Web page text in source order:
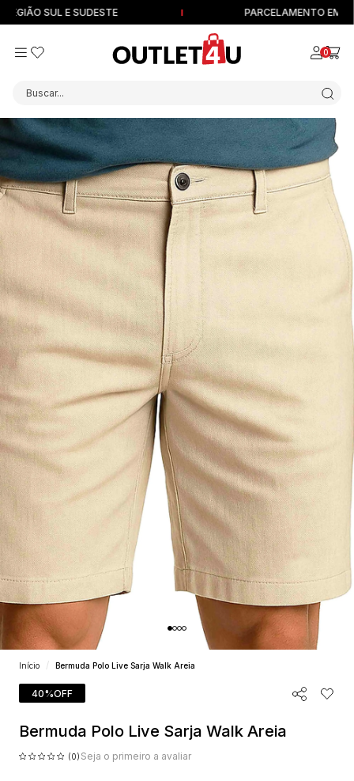
SUL E SUDESTE PARCELAMENTO EM ATÉ
0
Buscar...
Início Bermuda Polo Live Sarja Walk Areia
40%OFF
Bermuda Polo Live Sarja Walk Areia
(0) Seja o primeiro a avaliar